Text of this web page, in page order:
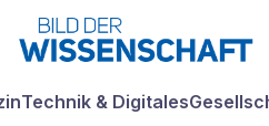
Technik & Digitales